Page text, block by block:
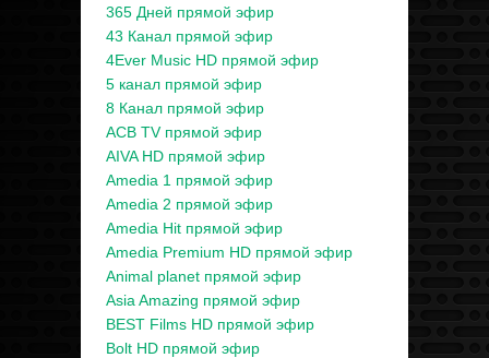
365 Дней прямой эфир
43 Канал прямой эфир
4Ever Music HD прямой эфир
5 канал прямой эфир
8 Канал прямой эфир
ACB TV прямой эфир
AIVA HD прямой эфир
Amedia 1 прямой эфир
Amedia 2 прямой эфир
Amedia Hit прямой эфир
Amedia Premium HD прямой эфир
Animal planet прямой эфир
Asia Amazing прямой эфир
BEST Films HD прямой эфир
Bolt HD прямой эфир